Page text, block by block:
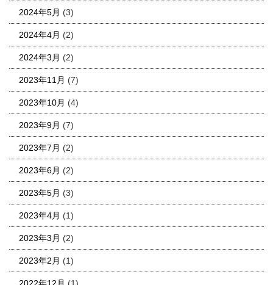
2024年5月 (3)
2024年4月 (2)
2024年3月 (2)
2023年11月 (7)
2023年10月 (4)
2023年9月 (7)
2023年7月 (2)
2023年6月 (2)
2023年5月 (3)
2023年4月 (1)
2023年3月 (2)
2023年2月 (1)